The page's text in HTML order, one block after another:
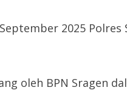
2025
oleh BPN Sragen